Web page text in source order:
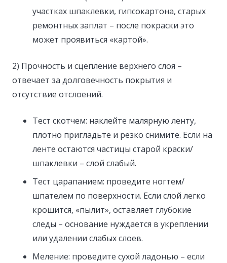
участках шпаклевки, гипсокартона, старых
ремонтных заплат – после покраски это
может проявиться «картой».
2) Прочность и сцепление верхнего слоя –
отвечает за долговечность покрытия и
отсутствие отслоений.
Тест скотчем: наклейте малярную ленту,
плотно пригладьте и резко снимите. Если на
ленте остаются частицы старой краски/
шпаклевки – слой слабый.
Тест царапанием: проведите ногтем/
шпателем по поверхности. Если слой легко
крошится, «пылит», оставляет глубокие
следы – основание нуждается в укреплении
или удалении слабых слоев.
Меление: проведите сухой ладонью – если